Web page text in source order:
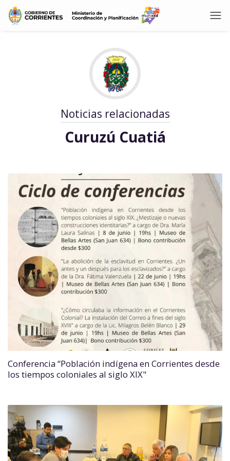
Noticias relacionadas
Curuzú Cuatiá
Conferencia “Población indígena en Corrientes desde
los tiempos coloniales al siglo XIX"